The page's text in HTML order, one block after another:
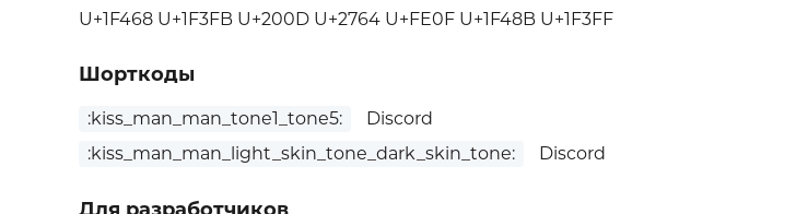
U+1F468 U+1F3FB U+200D U+2764 U+FE0F U+1F48B U+1F3FF
Шорткоды
:kiss_man_man_tone1_tone5:
Discord
:kiss_man_man_light_skin_tone_dark_skin_tone:
Discord